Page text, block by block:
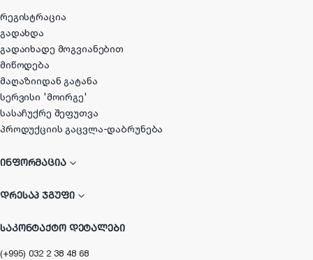
რეგისტრაცია
გადახდა
გადაიხადე მოგვიანებით
მიწოდება
მაღაზიიდან გატანა
სერვისი 'მოირგე'
სასაჩუქრე შეფუთვა
პროდუქციის გაცვლა-დაბრუნება
ᲘᲜᲤᲝᲠᲛᲐᲪᲘᲐ
ᲓᲠᲔᲡᲐᲞ ᲯᲒᲣᲤᲘ
ᲡᲐᲙᲝᲜᲢᲐᲥᲢᲝ ᲓᲔᲢᲐᲚᲔᲑᲘ
(+995) 032 2 38 48 68